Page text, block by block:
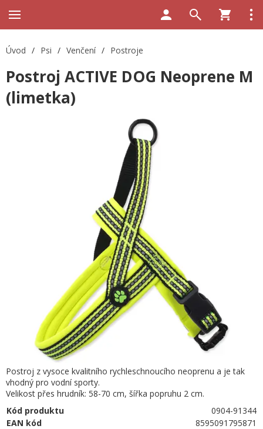
Úvod / Psi / Venčení / Postroje
Postroj ACTIVE DOG Neoprene M
(limetka)
Postroj z vysoce kvalitního rychleschnoucího neoprenu a je tak
vhodný pro vodní sporty.
Velikost přes hrudník: 58-70 cm, šířka popruhu 2 cm.
Kód produktu
0904-91344
EAN kód
8595091795871